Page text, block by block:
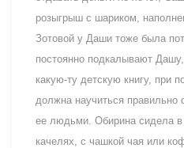
розыгрыш с шариком,
Зотовой у Даши тоже была
постоянно подкалывают
какую-ту детскую книгу, при
должна научиться
ее людьми. Обирина сидела в
качелях, с чашкой чая или